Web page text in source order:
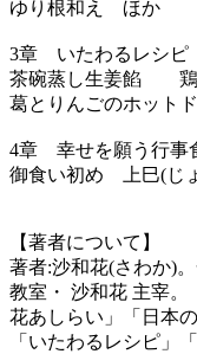
ゆり根和え ほか
3章 いたわるレシ
茶碗蒸し生姜餡
葛とりんごのホット
4章 幸せを願う行事
御食い初め 上巳(じ
【著者について】
著者:沙和花(さわか)
教室・ 沙和花 主宰。
花あしらい」「日本
「いたわるレシピ」